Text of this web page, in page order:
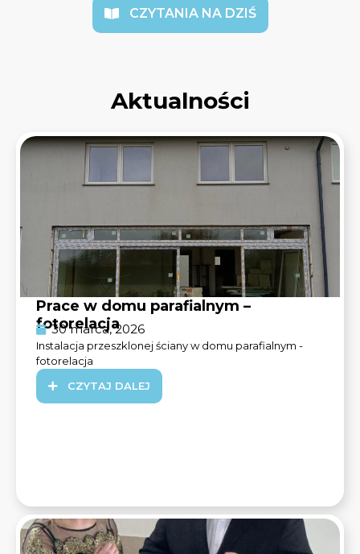
CZYTANIA NA DZIŚ
Aktualności
Prace w domu parafialnym –
fotorelacja
30 marca, 2026
Instalacja przeszklonej ściany w domu parafialnym -
fotorelacja
CZYTAJ DALEJ